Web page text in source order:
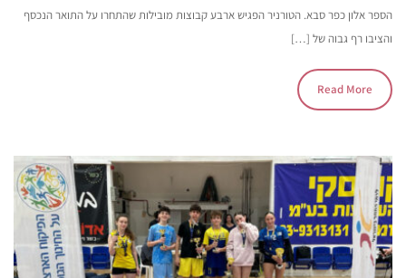
הספר אלון כפר סבא. הטורניר הפגיש ארבע קבוצות מובילות שהתחרו על התואר הנכסף
והציבו רף גבוה של […]
Read More